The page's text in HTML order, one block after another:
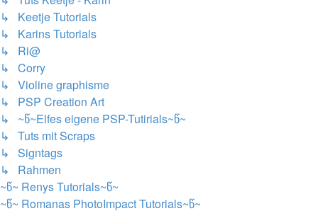
↳ Keetje Tutorials
↳ Karins Tutorials
↳ Ri@
↳ Corry
↳ Violine graphisme
↳ PSP Creation Art
↳ ~წ~Elfes eigene PSP-Tutirials~წ~
↳ Tuts mit Scraps
↳ Signtags
↳ Rahmen
~წ~ Renys Tutorials~წ~
~წ~ Romanas PhotoImpact Tutorials~წ~